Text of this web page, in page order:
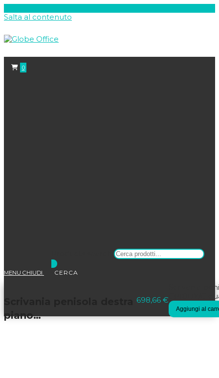
Salta al contenuto
0
MENU CHIUDI
piano…
698,66 €
Scrivania
CP18DX/C
Aggiungi al